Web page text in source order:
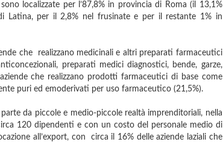
localizzate per l’87,8% in provincia di Roma (il 13,1%
Latina, per il 2,8% nel frusinate e per il restante 1% in
che realizzano medicinali e altri preparati farmaceutici
preparati medici diagnostici, bende, garze,
che realizzano prodotti farmaceutici di base come
puri ed emoderivati per uso farmaceutico (21,5%).
da piccole e medio-piccole realtà imprenditoriali, nella
120 dipendenti e con un costo del personale medio di
all’export, con circa il 16% delle aziende laziali che